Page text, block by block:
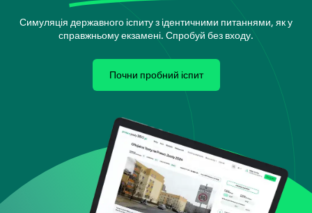
Симуляція державного іспиту з ідентичними питаннями, як у
справжньому екзамені. Спробуй без входу.
Почни пробний іспит